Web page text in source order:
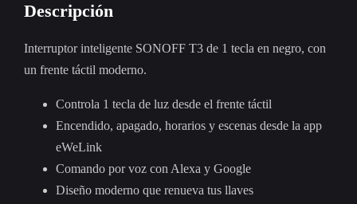
Descripción
Interruptor inteligente SONOFF T3 de 1 tecla en negro, con
un frente táctil moderno.
Controla 1 tecla de luz desde el frente táctil
Encendido, apagado, horarios y escenas desde la app
eWeLink
Comando por voz con Alexa y Google
Diseño moderno que renueva tus llaves